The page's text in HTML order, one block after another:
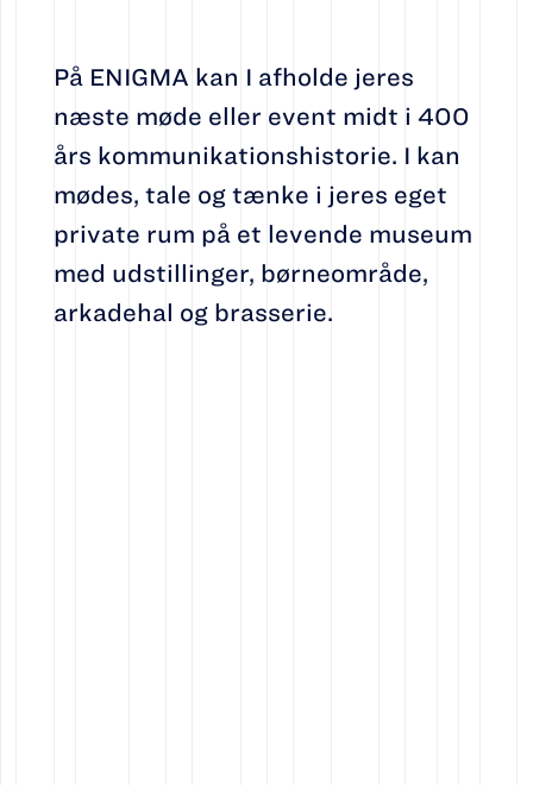
På ENIGMA kan I afholde jeres
næste møde eller event midt i 400
års kommunikationshistorie. I kan
mødes, tale og tænke i jeres eget
private rum på et levende museum
med udstillinger, børneområde,
arkadehal og brasserie.